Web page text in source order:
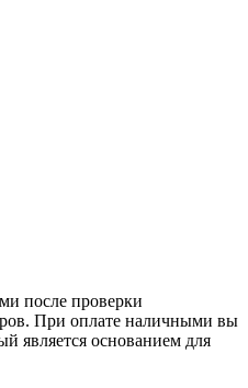
после проверки
При оплате наличными вы
является основанием для